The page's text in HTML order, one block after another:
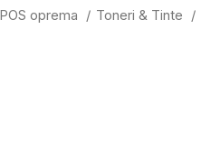
oprema Toneri & Tinte